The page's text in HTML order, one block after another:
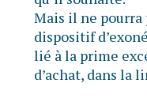
Mais il ne pourra
dispositif
lié à la prime
d’achat, dans la